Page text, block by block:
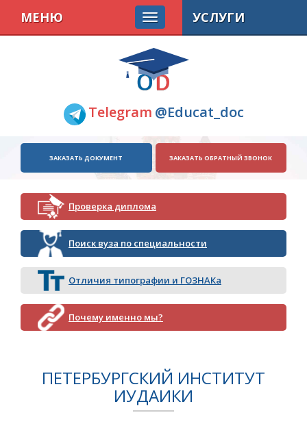
Telegram @Educat_doc
МЕНЮ
ЗАКАЗАТЬ ДОКУМЕНТ ЗАКАЗАТЬ ОБРАТНЫЙ ЗВОНОК
Проверка диплома
Поиск вуза по специальности
Отличия типографии и ГОЗНАКа
Почему именно мы?
УСЛУГИ
ПЕТЕРБУРГСКИЙ ИНСТИТУТ
ИУДАИКИ